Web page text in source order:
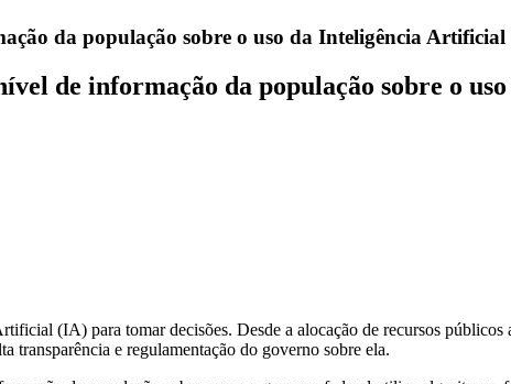
da população sobre o uso da Inteligência Artificial
de informação da população sobre o
(IA) para tomar decisões. Desde a alocação de recursos públicos
transparência e regulamentação do governo sobre ela.